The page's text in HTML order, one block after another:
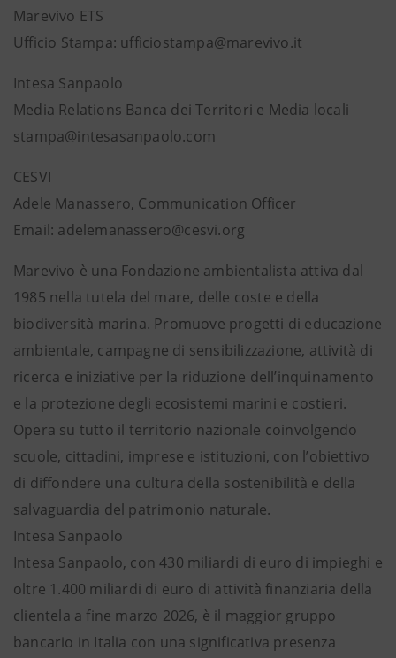
Marevivo ETS
Ufficio Stampa: ufficiostampa@marevivo.it
Intesa Sanpaolo
Media Relations Banca dei Territori e Media locali
stampa@intesasanpaolo.com
CESVI
Adele Manassero, Communication Officer
Email: adelemanassero@cesvi.org
Marevivo è una Fondazione ambientalista attiva dal
1985 nella tutela del mare, delle coste e della
biodiversità marina. Promuove progetti di educazione
ambientale, campagne di sensibilizzazione, attività di
ricerca e iniziative per la riduzione dell’inquinamento
e la protezione degli ecosistemi marini e costieri.
Opera su tutto il territorio nazionale coinvolgendo
scuole, cittadini, imprese e istituzioni, con l’obiettivo
di diffondere una cultura della sostenibilità e della
salvaguardia del patrimonio naturale.
Intesa Sanpaolo
Intesa Sanpaolo, con 430 miliardi di euro di impieghi e
oltre 1.400 miliardi di euro di attività finanziaria della
clientela a fine marzo 2026, è il maggior gruppo
bancario in Italia con una significativa presenza